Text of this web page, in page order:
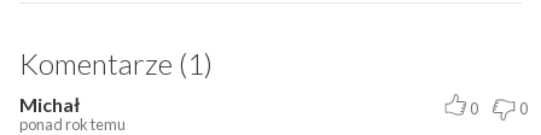
Komentarze (1)
Michał
ponad rok temu
0 0